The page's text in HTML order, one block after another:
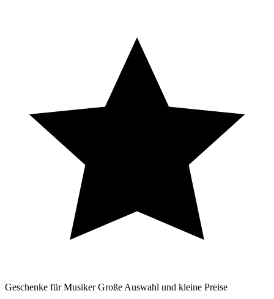
Geschenke für Musiker Große Auswahl und kleine Preise